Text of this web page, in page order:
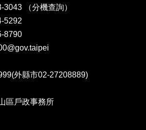
（分機查詢）
5292
8790
外縣市02-27208889)
區戶政事務所